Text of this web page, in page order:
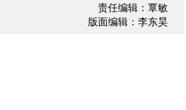
责任编辑：覃敏
版面编辑：李东昊